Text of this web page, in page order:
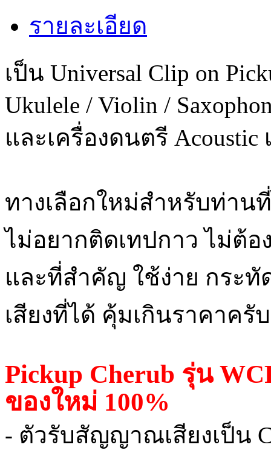
รายละเอียด
เป็น Universal Clip on
Ukulele / Violin /
และเครื่องดนตรี
ทางเลือกใหม่สำหรับท่าน
ไม่อยากติดเทปกาว ไม่ต้อ
และที่สำคัญ ใช้ง่าย กระ
เสียงที่ได้ คุ้มเกินราคาครั
Pickup Cherub รุ่น
ของใหม่ 100%
- ตัวรับสัญญาณเสียงเป็น